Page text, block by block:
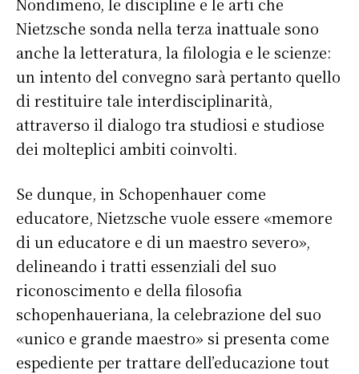
Nondimeno, le discipline e le arti che
Nietzsche sonda nella terza inattuale sono
anche la letteratura, la filologia e le scienze:
un intento del convegno sarà pertanto quello
di restituire tale interdisciplinarità,
attraverso il dialogo tra studiosi e studiose
dei molteplici ambiti coinvolti.
Se dunque, in Schopenhauer come
educatore, Nietzsche vuole essere «memore
di un educatore e di un maestro severo»,
delineando i tratti essenziali del suo
riconoscimento e della filosofia
schopenhaueriana, la celebrazione del suo
«unico e grande maestro» si presenta come
espediente per trattare dell’educazione tout